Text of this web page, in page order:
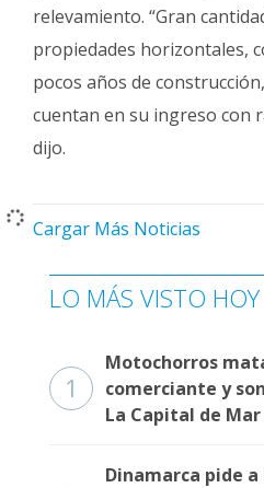
relevamiento. “Gran
propiedades horizontales,
pocos años de
cuentan en su ingreso con
dijo.
Cargar Más Noticias
LO MÁS VISTO HOY
1
Motochorros
comerciante y
La Capital de
Dinamarca pide a